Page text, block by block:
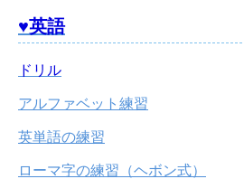
♥英語
ドリル
アルファベット練習
英単語の練習
ローマ字の練習（ヘボン式）